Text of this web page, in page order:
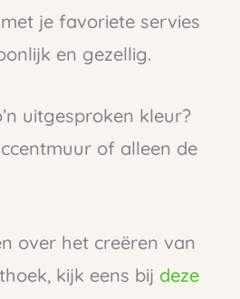
je favoriete servies
en gezellig.
uitgesproken kleur?
of alleen de
over het creëren van
kijk eens bij deze